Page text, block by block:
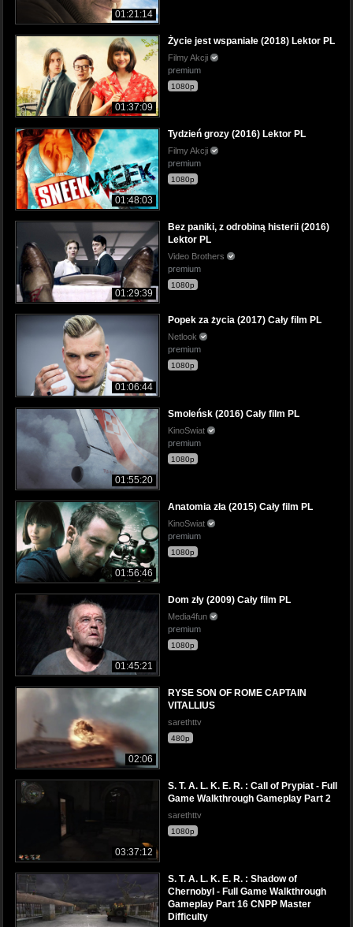
01:21:14
01:37:09
Życie jest wspaniałe (2018) Lektor PL
Filmy Akcji
premium
1080p
01:48:03
Tydzień grozy (2016) Lektor PL
Filmy Akcji
premium
1080p
01:29:39
Bez paniki, z odrobiną histerii (2016)
Lektor PL
Video Brothers
premium
1080p
01:06:44
Popek za życia (2017) Cały film PL
Netlook
premium
1080p
01:55:20
Smoleńsk (2016) Cały film PL
KinoSwiat
premium
1080p
01:56:46
Anatomia zła (2015) Cały film PL
KinoSwiat
premium
1080p
01:45:21
Dom zły (2009) Cały film PL
Media4fun
premium
1080p
02:06
RYSE SON OF ROME CAPTAIN
VITALLIUS
sarethttv
480p
03:37:12
S. T. A. L. K. E. R. : Call of Prypiat - Full
Game Walkthrough Gameplay Part 2
sarethttv
1080p
S. T. A. L. K. E. R. : Shadow of
Chernobyl - Full Game Walkthrough
Gameplay Part 16 CNPP Master
Difficulty